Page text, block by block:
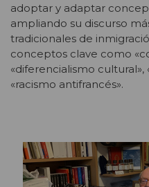
adoptar y adaptar
ampliando su discurso
tradicionales de
conceptos clave como
«diferencialismo
«racismo antifrancés».